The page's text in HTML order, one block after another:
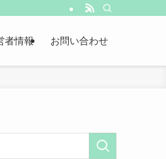
者情報 お問い合わせ